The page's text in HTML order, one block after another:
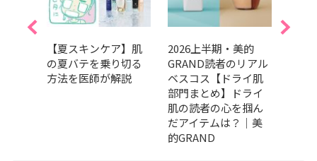
【夏スキンケア】肌
の夏バテを乗り切る
方法を医師が解説
2026上半期・美的
GRAND読者のリアル
ベスコス【ドライ肌
部門まとめ】ドライ
肌の読者の心を掴ん
だアイテムは？｜美
的GRAND